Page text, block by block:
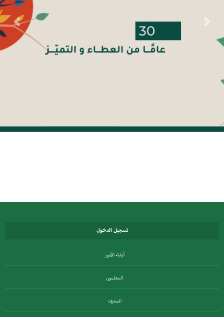
Previous
تسجيل الدخول
أولياء الأمور
المعلمون
المشرف